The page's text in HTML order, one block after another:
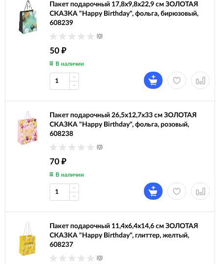
Пакет подарочный 17,8x9,8x22,9 см ЗОЛОТАЯ
СКАЗКА "Happy Birthday", фольга, бирюзовый,
608239
(0)
50 ₽
В наличии
Пакет подарочный 26,5x12,7x33 см ЗОЛОТАЯ
СКАЗКА "Happy Birthday", фольга, розовый,
608238
(0)
70 ₽
В наличии
Пакет подарочный 11,4x6,4x14,6 см ЗОЛОТАЯ
СКАЗКА "Happy Birthday", глиттер, желтый,
608237
(0)